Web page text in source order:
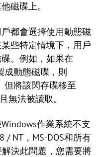
磁碟上。
都會選擇使用動態磁
些特定情境下，用戶
。例如，如果在
成動態磁碟，則
但將該閃存碟移至
無法被讀取。
作業系統不支
/ NT，MS-DOS和所有
決此問題，您需要將